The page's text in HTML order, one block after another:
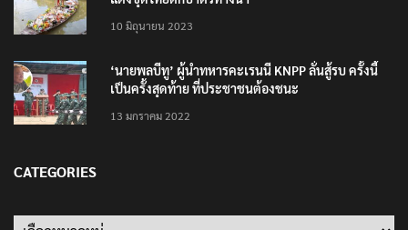
ปลัดกระทรวงวัฒนธรรม ร่วมกิจกรรม ‘นาวาภิกขาจาร’
แต่งชุดไทยตักบาตรทางน้ำ
10 มิถุนายน 2023